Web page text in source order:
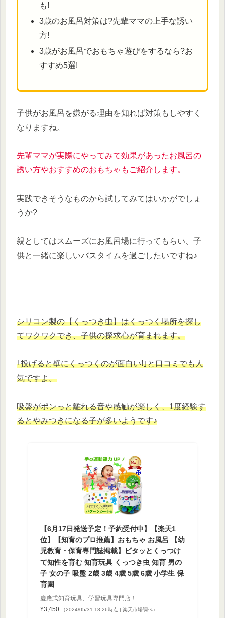
も!
3歳のお風呂対策は?先輩ママの上手な誘い
方!
3歳がお風呂でおもちゃ遊びをするなら?お
すすめ5選!
子供がお風呂を嫌がる理由を知れば対策もしやすく
なりますね。
先輩ママが実際にやってみて効果があったお風呂の
誘い方やおすすめのおもちゃもご紹介します。
実践できそうなものから試してみてはいかがでしょ
うか?
親としてはスムーズにお風呂場に行ってもらい、子
供と一緒に楽しいバスタイムを過ごしたいですね♪
シリコン製の【くっつき虫】はくっつく場所を探し
てワクワクでき、子供の探求心が育まれます。
｢投げると壁にくっつくのが面白い!｣と口コミでも人
気ですよ。
吸盤がポンっと離れる音や感触が楽しく、1度経験す
るとやみつきになる子が多いようです♪
【6月17日発送予定！予約受付中】【楽天1
位】【知育のプロ推薦】おもちゃ お風呂 【幼
児教育・保育専門誌掲載】ピタッとくっつけ
て知性を育む 知育玩具 くっつき虫 知育 男の
子 女の子 吸盤 2歳 3歳 4歳 5歳 6歳 小学生 保
育園
慶應式知育玩具、学習玩具専門店！
¥3,450
（2024/05/31 18:26時点 | 楽天市場調べ）